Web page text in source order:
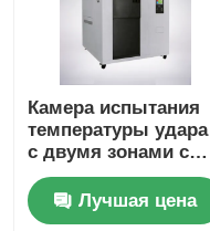
Камера испытания
температуры удара
с двумя зонами с
независимым
контролем
влажности
Лучшая цена